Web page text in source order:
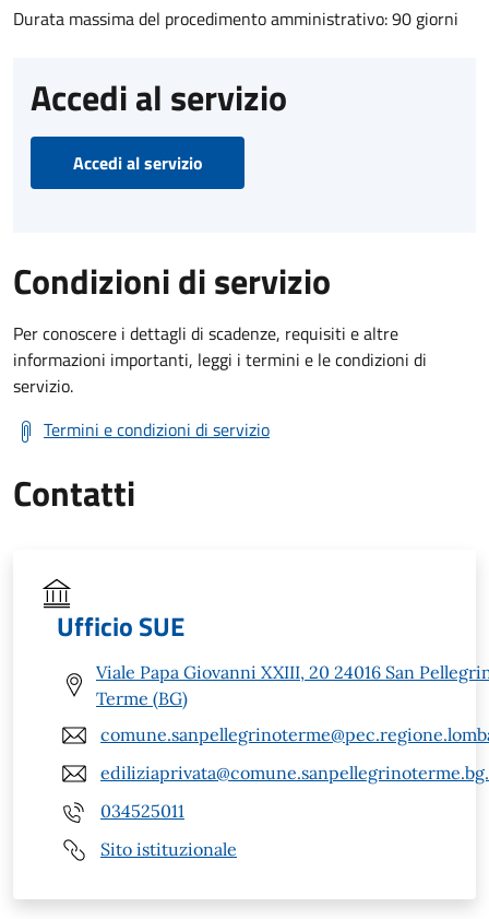
Durata massima del procedimento amministrativo: 90 giorni
Accedi al servizio
Accedi al servizio
Condizioni di servizio
Per conoscere i dettagli di scadenze, requisiti e altre
informazioni importanti, leggi i termini e le condizioni di
servizio.
Termini e condizioni di servizio
Contatti
Ufficio SUE
Viale Papa Giovanni XXIII, 20 24016 San
Terme (BG)
034525011
Sito istituzionale